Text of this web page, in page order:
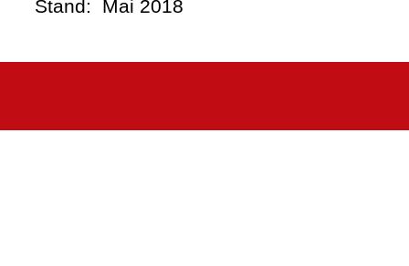
Stand: Mai 2018